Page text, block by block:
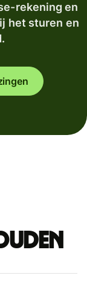
rekening en
het sturen en